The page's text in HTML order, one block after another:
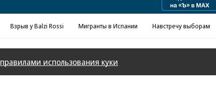
Взрыв у Balzi Rossi Мигранты в Испании Навстречу выборам
правилами использования куки